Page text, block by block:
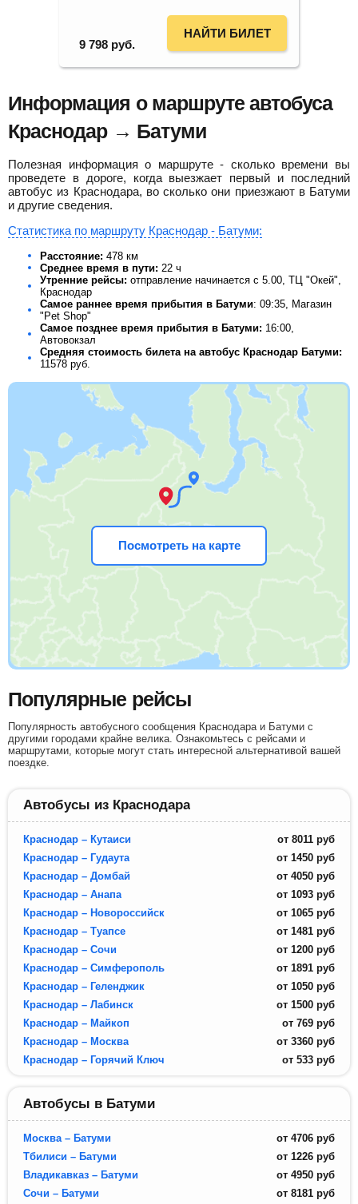
9 798 руб.
НАЙТИ БИЛЕТ
Информация о маршруте автобуса
Краснодар → Батуми
Полезная информация о маршруте - сколько времени вы
проведете в дороге, когда выезжает первый и последний
автобус из Краснодара, во сколько они приезжают в Батуми
и другие сведения.
Статистика по маршруту Краснодар - Батуми:
Расстояние: 478 км
Среднее время в пути: 22 ч
Утренние рейсы: отправление начинается с 5.00, ТЦ "Окей",
Краснодар
Самое раннее время прибытия в Батуми: 09:35, Магазин
"Pet Shop"
Самое позднее время прибытия в Батуми: 16:00,
Автовокзал
Средняя стоимость билета на автобус Краснодар Батуми:
11578 руб.
Посмотреть на карте
Популярные рейсы
Популярность автобусного сообщения Краснодара и Батуми с
другими городами крайне велика. Ознакомьтесь с рейсами и
маршрутами, которые могут стать интересной альтернативой вашей
поездке.
Автобусы из Краснодара
Краснодар – Кутаиси от 8011 руб
Краснодар – Гудаута
от 1450 руб
Краснодар – Домбай
от 4050 руб
Краснодар – Анапа
от 1093 руб
Краснодар – Новороссийск
от 1065 руб
Краснодар – Туапсе
от 1481 руб
Краснодар – Сочи
от 1200 руб
Краснодар – Симферополь
от 1891 руб
Краснодар – Геленджик
от 1050 руб
Краснодар – Лабинск
от 1500 руб
Краснодар – Майкоп
от 769 руб
Краснодар – Москва
от 3360 руб
Краснодар – Горячий Ключ
от 533 руб
Автобусы в Батуми
Москва – Батуми от 4706 руб
Тбилиси – Батуми
от 1226 руб
Владикавказ – Батуми
от 4950 руб
Сочи – Батуми
от 8181 руб